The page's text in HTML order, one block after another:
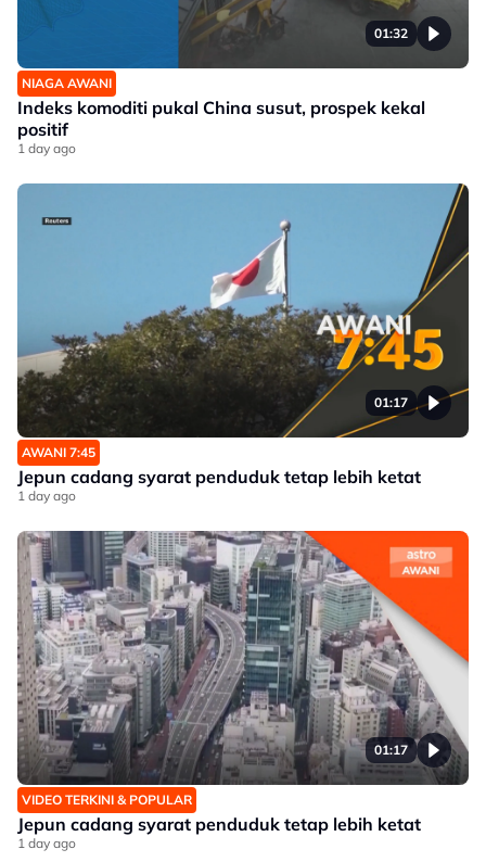
01:32
NIAGA AWANI
Indeks komoditi pukal China susut, prospek kekal
positif
1 day ago
01:17
AWANI 7:45
Jepun cadang syarat penduduk tetap lebih ketat
1 day ago
01:17
VIDEO TERKINI & POPULAR
Jepun cadang syarat penduduk tetap lebih ketat
1 day ago